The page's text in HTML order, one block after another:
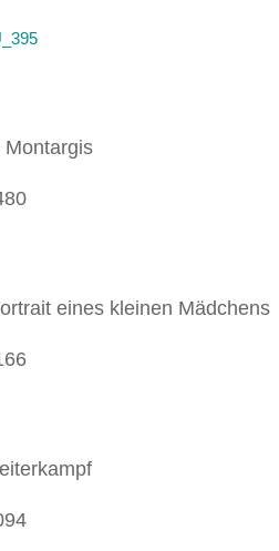
Montargis
eines kleinen Mädchens